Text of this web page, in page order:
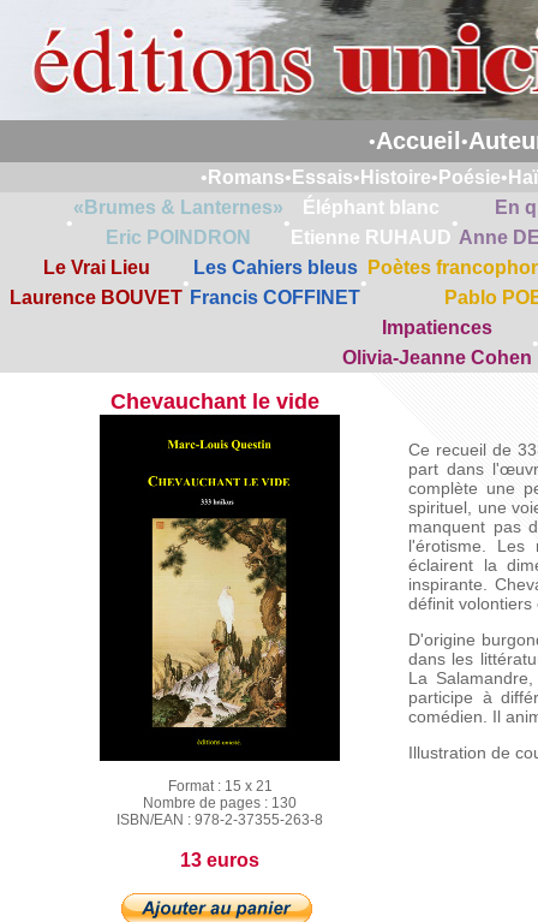
•Accueil •
• Romans• Essais• Histoire• Poésie•
•
«Brumes & Lanternes»
Eric POINDRON
•
Éléphant blanc
Etienne RUHAUD
•
En
Anne
Le Vrai Lieu
Laurence BOUVET
•
Les Cahiers bleus
Francis COFFINET
•
Poètes
Pablo
Impatiences
Olivia-Jeanne Cohen
•
Chevauchant le vide
Format : 15 x 21
Nombre de pages : 130
ISBN/EAN : 978-2-37355-263-8
13 euros
Ce recueil de
part dans
complète une
spirituel, une
manquent pas
l'érotisme. Les
éclairent la
inspirante.
définit
D'origine
dans les
La
participe à
comédien. Il
Illustration de